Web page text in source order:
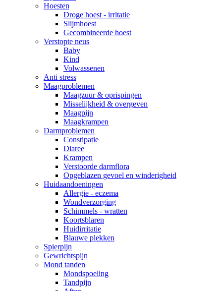
Hoesten
Droge hoest - irritatie
Slijmhoest
Gecombineerde hoest
Verstopte neus
Baby
Kind
Volwassenen
Anti stress
Maagproblemen
Maagzuur & oprispingen
Misselijkheid & overgeven
Maagpijn
Maagkrampen
Darmproblemen
Constipatie
Diaree
Krampen
Verstoorde darmflora
Opgeblazen gevoel en winderigheid
Huidaandoeningen
Allergie - eczema
Wondverzorging
Schimmels - wratten
Koortsblaren
Huidirritatie
Blauwe plekken
Spierpijn
Gewrichtspijn
Mond tanden
Mondspoeling
Tandpijn